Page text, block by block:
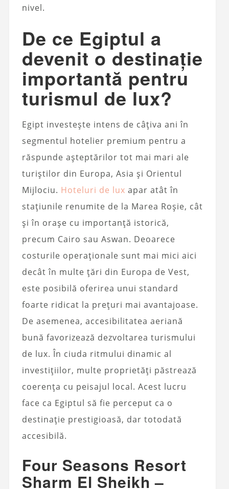
nivel.
De ce Egiptul a
devenit o destinație
importantă pentru
turismul de lux?
Egipt investește intens de câțiva ani în
segmentul hotelier premium pentru a
răspunde așteptărilor tot mai mari ale
turiștilor din Europa, Asia și Orientul
Mijlociu. Hoteluri de lux apar atât în
stațiunile renumite de la Marea Roșie, cât
și în orașe cu importanță istorică,
precum Cairo sau Aswan. Deoarece
costurile operaționale sunt mai mici aici
decât în multe țări din Europa de Vest,
este posibilă oferirea unui standard
foarte ridicat la prețuri mai avantajoase.
De asemenea, accesibilitatea aeriană
bună favorizează dezvoltarea turismului
de lux. În ciuda ritmului dinamic al
investițiilor, multe proprietăți păstrează
coerența cu peisajul local. Acest lucru
face ca Egiptul să fie perceput ca o
destinație prestigioasă, dar totodată
accesibilă.
Four Seasons Resort
Sharm El Sheikh –